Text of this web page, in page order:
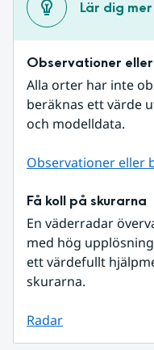
Lär dig mer
Observationer
Alla orter har inte
beräknas ett värde
och modelldata.
Observationer eller
Få koll på skurarna
En väderradar
med hög
ett värdefullt
skurarna.
Radar